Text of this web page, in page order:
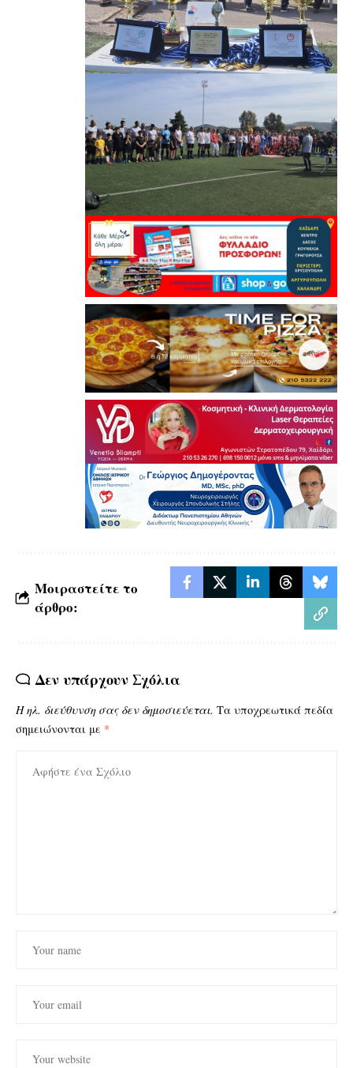
Μοιραστείτε το
άρθρο:
Δεν υπάρχουν Σχόλια
Η ηλ. διεύθυνση σας δεν δημοσιεύεται. Τα υποχρεωτικά πεδία
σημειώνονται με *